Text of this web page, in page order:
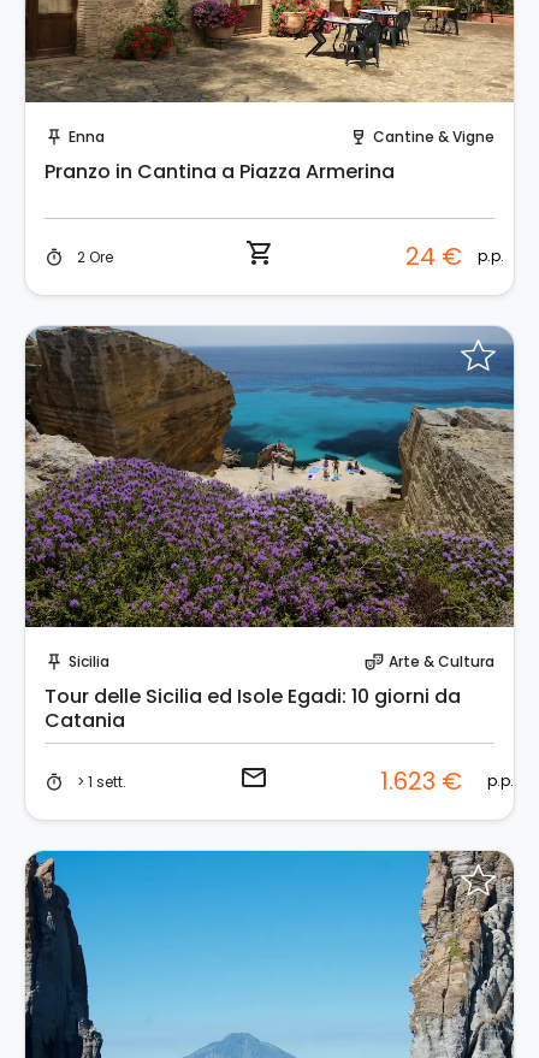
push_pin Enna wine_bar Cantine & Vigne
Pranzo in Cantina a Piazza Armerina
timer 2 Ore shopping_cart 24 € p.p.
push_pin Sicilia theater_comedy Arte & Cultura
Tour delle Sicilia ed Isole Egadi: 10 giorni da
Catania
timer > 1 sett. email 1.623 € p.p.